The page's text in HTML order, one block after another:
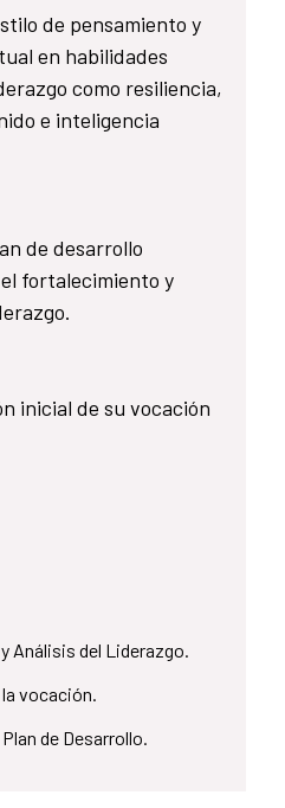
de pensamiento y
en habilidades
como resiliencia,
e inteligencia
de desarrollo
fortalecimiento y
inicial de su vocación
Análisis del Liderazgo.
vocación.
de Desarrollo.